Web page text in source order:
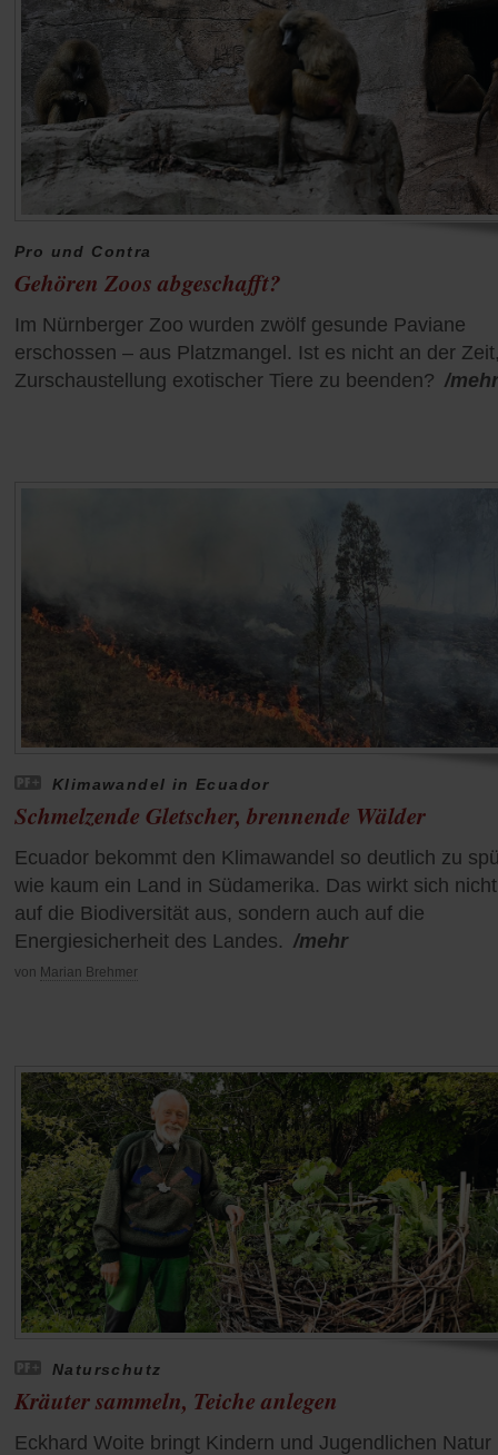
Pro und Contra
Gehören Zoos abgeschafft?
Im Nürnberger Zoo wurden zwölf gesunde Paviane
erschossen – aus Platzmangel. Ist es nicht an der
Zurschaustellung exotischer Tiere zu beenden? /mehr
Klimawandel in Ecuador
Schmelzende Gletscher, brennende Wälder
Ecuador bekommt den Klimawandel so deutlich zu
wie kaum ein Land in Südamerika. Das wirkt sich
auf die Biodiversität aus, sondern auch auf die
Energiesicherheit des Landes. /mehr
von Marian Brehmer
Naturschutz
Kräuter sammeln, Teiche anlegen
Eckhard Woite bringt Kindern und Jugendlichen Natur